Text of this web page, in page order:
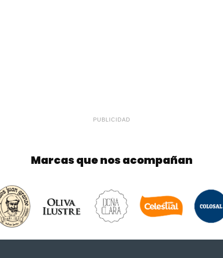
PUBLICIDAD
Marcas que nos acompañan